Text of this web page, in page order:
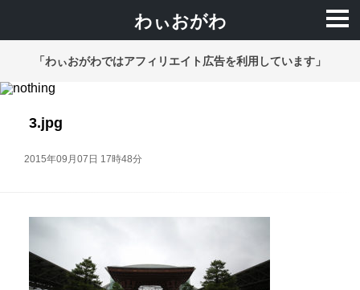
わぃおがわ
「わぃおがわではアフィリエイト広告を利用しています」
3.jpg
2015年09月07日 17時48分